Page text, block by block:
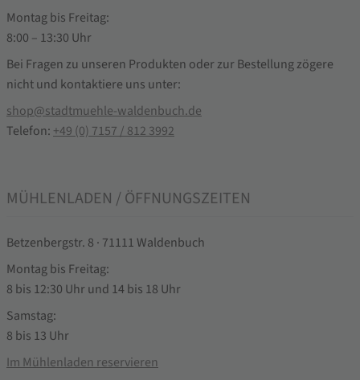
Montag bis Freitag:
8:00 – 13:30 Uhr
Bei Fragen zu unseren Produkten oder zur Bestellung zögere
nicht und kontaktiere uns unter:
shop@stadtmuehle-waldenbuch.de
Telefon: +49 (0) 7157 / 812 3992
MÜHLENLADEN / ÖFFNUNGSZEITEN
Betzenbergstr. 8 · 71111 Waldenbuch
Montag bis Freitag:
8 bis 12:30 Uhr und 14 bis 18 Uhr
Samstag:
8 bis 13 Uhr
Im Mühlenladen reservieren